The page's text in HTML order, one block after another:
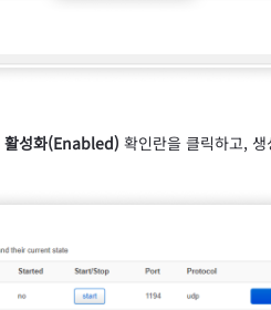
활성화(Enabled) 확인란을 클릭하고,